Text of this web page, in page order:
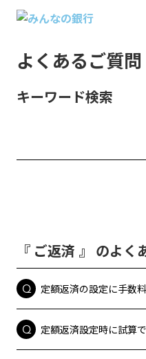
よくあるご質問
キーワード検索
『 ご返済 』 のよく
定額返済の設定に手数
定額返済設定時に試算